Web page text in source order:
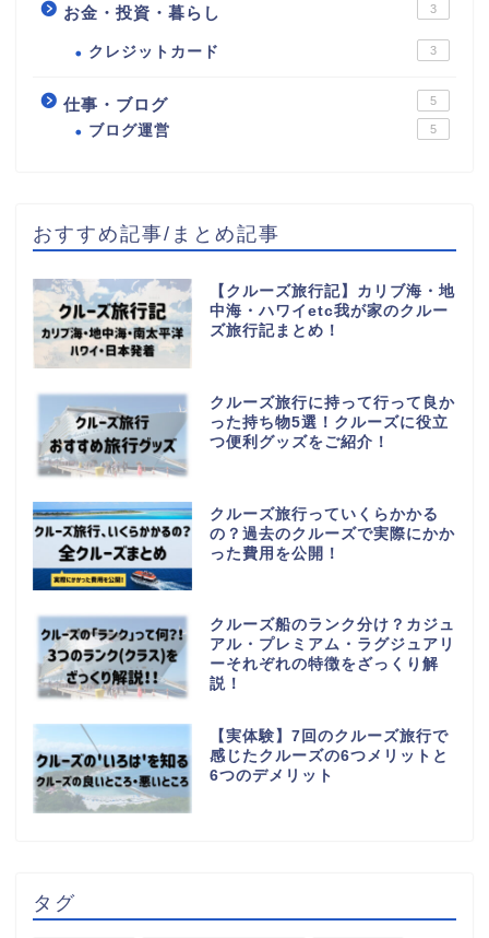
お金・投資・暮らし 3
クレジットカード 3
仕事・ブログ 5
ブログ運営 5
おすすめ記事/まとめ記事
【クルーズ旅行記】カリブ海・地
中海・ハワイetc我が家のクルー
ズ旅行記まとめ！
クルーズ旅行に持って行って良か
った持ち物5選！クルーズに役立
つ便利グッズをご紹介！
クルーズ旅行っていくらかかる
の？過去のクルーズで実際にかか
った費用を公開！
クルーズ船のランク分け？カジュ
アル・プレミアム・ラグジュアリ
ーそれぞれの特徴をざっくり解
説！
【実体験】7回のクルーズ旅行で
感じたクルーズの6つメリットと
6つのデメリット
タグ